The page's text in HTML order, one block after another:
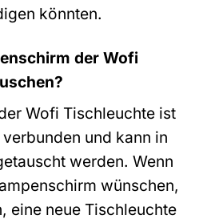
könnten.
der Wofi
Wofi Tischleuchte ist
und kann in
werden. Wenn
wünschen,
eine neue Tischleuchte